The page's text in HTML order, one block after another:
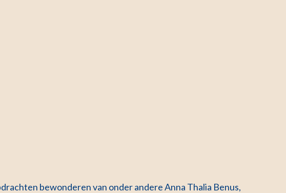
bewonderen van onder andere Anna Thalia Benus,